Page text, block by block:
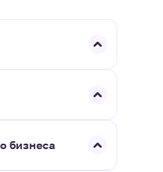
бизнеса